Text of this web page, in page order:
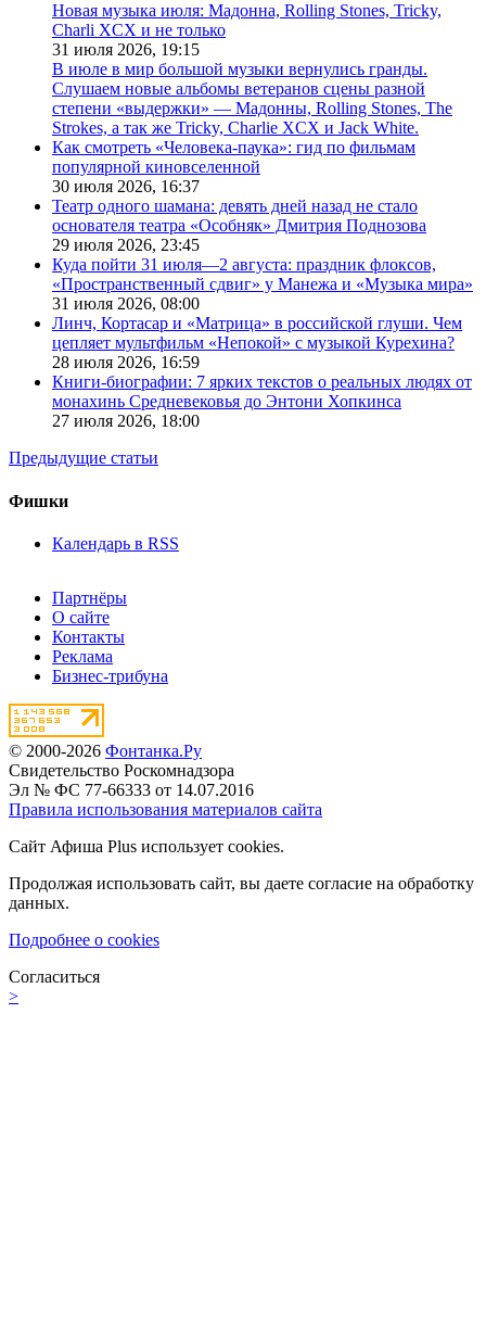
Новая музыка июля: Мадонна, Rolling Stones, Tricky,
Charli XCX и не только
31 июля 2026, 19:15
В июле в мир большой музыки вернулись гранды.
Слушаем новые альбомы ветеранов сцены разной
степени «выдержки» — Мадонны, Rolling Stones, The
Strokes, а так же Tricky, Charlie XCX и Jack White.
Как смотреть «Человека-паука»: гид по фильмам
популярной киновселенной
30 июля 2026, 16:37
Театр одного шамана: девять дней назад не стало
основателя театра «Особняк» Дмитрия Поднозова
29 июля 2026, 23:45
Куда пойти 31 июля—2 августа: праздник флоксов,
«Пространственный сдвиг» у Манежа и «Музыка мира»
31 июля 2026, 08:00
Линч, Кортасар и «Матрица» в российской глуши. Чем
цепляет мультфильм «Непокой» с музыкой Курехина?
28 июля 2026, 16:59
Книги-биографии: 7 ярких текстов о реальных людях от
монахинь Средневековья до Энтони Хопкинса
27 июля 2026, 18:00
Предыдущие статьи
Фишки
Календарь в RSS
Партнёры
О сайте
Контакты
Реклама
Бизнес-трибуна
© 2000-2026 Фонтанка.Ру
Свидетельство Роскомнадзора
Эл № ФС 77-66333 от 14.07.2016
Правила использования материалов сайта
Сайт Афиша Plus использует cookies.
Продолжая использовать сайт, вы даете согласие на обработку
данных.
Подробнее о cookies
Согласиться
>